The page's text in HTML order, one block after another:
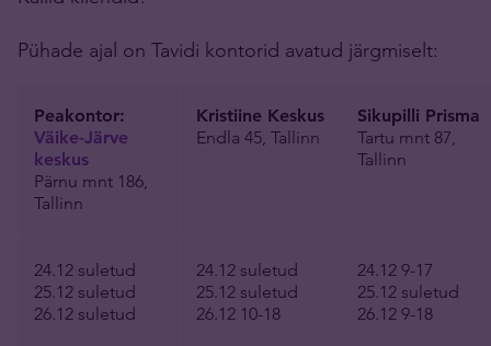
Pühade ajal on Tavidi kontorid avatud järgmiselt:
Peakontor:
Väike-Järve
keskus
Pärnu mnt 186,
Tallinn
Kristiine Keskus
Endla 45, Tallinn
Sikupilli Prisma
Tartu mnt 87,
Tallinn
24.12 suletud
25.12 suletud
26.12 suletud
24.12 suletud
25.12 suletud
26.12 10-18
24.12 9-17
25.12 suletud
26.12 9-18